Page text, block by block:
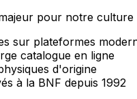
pour notre
sur plateformes
catalogue en ligne
d'origine
à la BNF depuis 1992